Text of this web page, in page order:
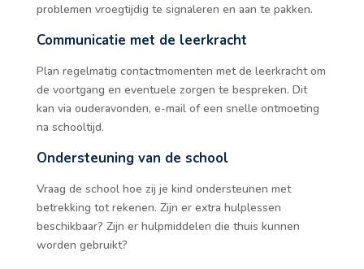
problemen vroegtijdig te signaleren en aan te pakken.
Communicatie met de leerkracht
Plan regelmatig contactmomenten met de leerkracht om
de voortgang en eventuele zorgen te bespreken. Dit
kan via ouderavonden, e-mail of een snelle ontmoeting
na schooltijd.
Ondersteuning van de school
Vraag de school hoe zij je kind ondersteunen met
betrekking tot rekenen. Zijn er extra hulplessen
beschikbaar? Zijn er hulpmiddelen die thuis kunnen
worden gebruikt?